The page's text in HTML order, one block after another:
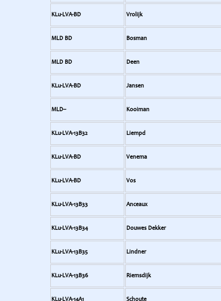
KLu-LVA-BD Vrolijk
MLD BD Bosman
MLD BD Deen
KLu-LVA-BD Jansen
MLD-- Kooiman
KLu-LVA-13B32 Liempd
KLu-LVA-BD Venema
KLu-LVA-BD Vos
KLu-LVA-13B33 Anceaux
KLu-LVA-13B34 Douwes Dekker
KLu-LVA-13B35 Lindner
KLu-LVA-13B36 Riemsdijk
KLu-LVA-14A1 Schoute